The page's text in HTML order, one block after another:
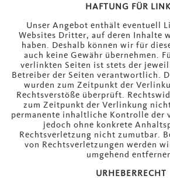
HAFTUNG FÜR
Unser Angebot enthält eventuell
Websites Dritter, auf deren Inhalte
haben. Deshalb können wir für
auch keine Gewähr übernehmen.
verlinkten Seiten ist stets der
Betreiber der Seiten verantwortlich.
wurden zum Zeitpunkt der
Rechtsverstöße überprüft.
zum Zeitpunkt der Verlinkung
permanente inhaltliche Kontrolle der
jedoch ohne konkrete
Rechtsverletzung nicht zumutbar.
von Rechtsverletzungen werden
umgehend
URHEBERRECHT